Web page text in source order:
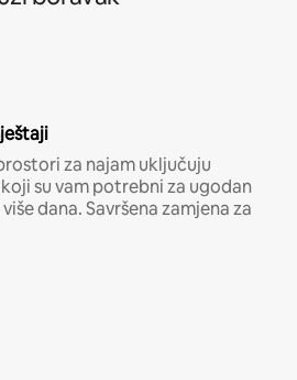
za najam uključuju
su vam potrebni za ugodan
dana. Savršena zamjena za